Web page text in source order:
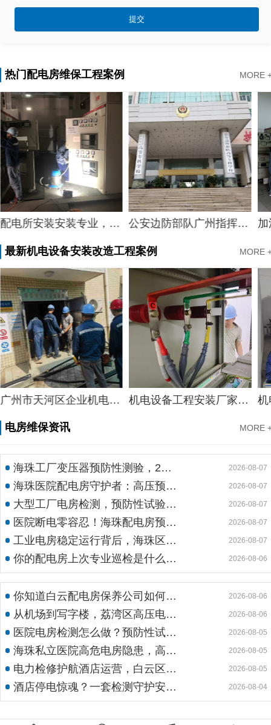
热门配电房维保工程案例 MORE
公安边防部队广州指挥学校电房维保 加油站加油站配电室标准，广州市配电室开关柜维护中心服务加油站配电室案例
最新机电设备安装改造工程案例 MORE
机电设备工程安装厂家，质量机电设备安装工程厂家提供景区机电设备安装工程案例分享 机电设备安装施工服务，知名酒店机电设备安装工程谋划方案分享
电房维保资讯 MORE
海珠工厂变压器预防性测验，24小时生产不断电的守护神 2026-08-07
海珠医院配电房守护者：高压预防性试验如何规避呼吸机停摆风险 2026-08-07
大型工厂电房检测，预防性试验护航24h连续生产 2026-08-07
医院断电零容忍！海珠配电房预防性检测如何守住生命线？ 2026-08-07
工业电房稳定运行背后，海珠区电房维护公司如何守护写字楼与工厂用电安全 2026-08-07
你的配电房上次专业巡检是什么时候？白云配电房巡检公司告诉你定期检测有多重要 2026-08-06
你知道白云配电房保养公司如何用标准化流程守护企业电力安全吗？ 2026-08-06
从机场到写字楼，荔湾区高压电房维保公司如何守护电力生命线 2026-08-06
医院电房检测怎么做？预防性试验守护生命线不停摆 2026-08-05
海珠私立医院高危电房隐患，高压预防性试验守护生命线 2026-08-05
电力检修护航酒店运营，白云区电房托管公司实力护航地标建筑 2026-08-05
酒店停电惊魂？一套检测守护安心运营 2026-08-04